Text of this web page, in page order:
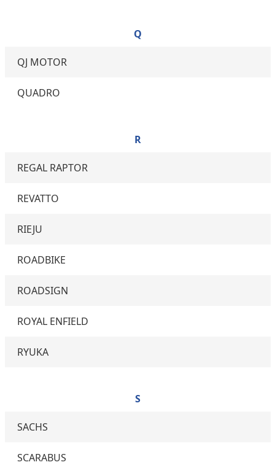
Q
QJ MOTOR
QUADRO
R
REGAL RAPTOR
REVATTO
RIEJU
ROADBIKE
ROADSIGN
ROYAL ENFIELD
RYUKA
S
SACHS
SCARABUS